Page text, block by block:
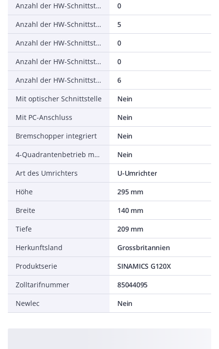
Anzahl der HW-Schnittstellen seriell RS-485
0
Anzahl der HW-Schnittstellen seriell TTY
5
Anzahl der HW-Schnittstellen USB
0
Anzahl der HW-Schnittstellen parallel
0
Anzahl der HW-Schnittstellen sonstige
6
Mit optischer Schnittstelle
Nein
Mit PC-Anschluss
Nein
Bremschopper integriert
Nein
4-Quadrantenbetrieb möglich
Nein
Art des Umrichters
U-Umrichter
Höhe
295 mm
Breite
140 mm
Tiefe
209 mm
Herkunftsland
Grossbritannien
Produktserie
SINAMICS G120X
Zolltarifnummer
85044095
Newlec
Nein